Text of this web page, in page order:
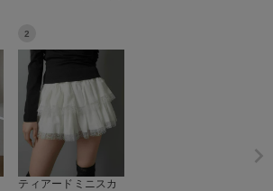
2
ティアードミニスカ